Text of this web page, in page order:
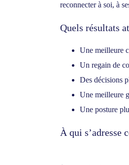
reconnecter à soi, à
Quels résultats
Une meilleure
Un regain de
Des décisions
Une meilleure
Une posture
À qui s’adresse